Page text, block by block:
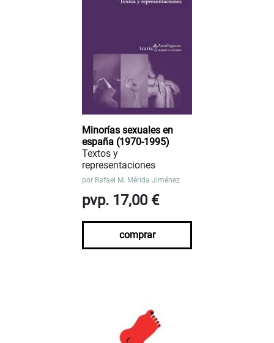
Minorías sexuales en
españa (1970-1995)
Textos y
representaciones
por Rafael M. Mérida Jiménez
pvp. 17,00 €
comprar